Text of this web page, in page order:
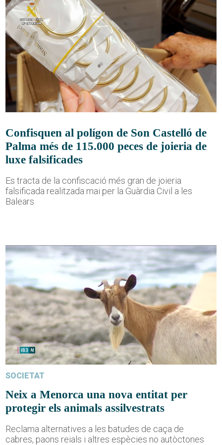
Confisquen al polígon de Son Castelló de
Palma més de 115.000 peces de joieria de
luxe falsificades
Es tracta de la confiscació més gran de joieria
falsificada realitzada mai per la Guàrdia Civil a les
Balears
SOCIETAT
Neix a Menorca una nova entitat per
protegir els animals assilvestrats
Reclama alternatives a les batudes de caça de
cabres, paons reials i altres espècies no autòctones